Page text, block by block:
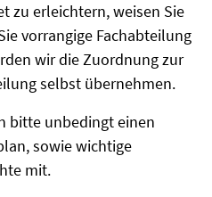
zu erleichtern, weisen Sie
vorrangige Fachabteilung
wir die Zuordnung zur
selbst übernehmen.
bitte unbedingt einen
sowie wichtige
mit.